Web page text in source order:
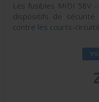
Les fusibles MIDI 58V
dispositifs de
contre les courts-